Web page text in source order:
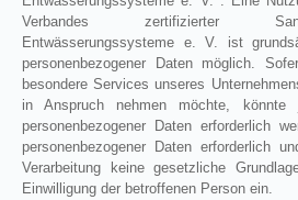
Verbandes zertifizierter
Entwässerungssysteme e. V. ist
personenbezogener Daten möglich.
besondere Services unseres
in Anspruch nehmen möchte, könnte
personenbezogener Daten erforderlich
personenbezogener Daten erforderlich
Verarbeitung keine gesetzliche
Einwilligung der betroffenen Person ein.